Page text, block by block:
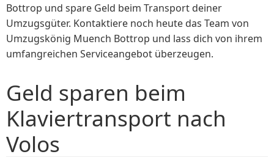
Bottrop und spare Geld beim Transport deiner
Umzugsgüter. Kontaktiere noch heute das Team von
Umzugskönig Muench Bottrop und lass dich von ihrem
umfangreichen Serviceangebot überzeugen.
Geld sparen beim
Klaviertransport nach
Volos